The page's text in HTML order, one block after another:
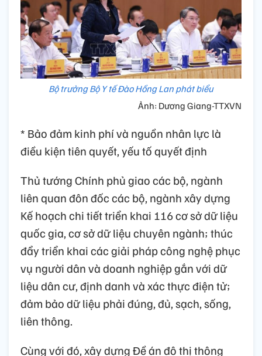
Bộ trưởng Bộ Y tế Đào Hồng Lan phát biểu
Ảnh: Dương Giang-TTXVN
* Bảo đảm kinh phí và nguồn nhân lực là
điều kiện tiên quyết, yếu tố quyết định
Thủ tướng Chính phủ giao các bộ, ngành
liên quan đôn đốc các bộ, ngành xây dựng
Kế hoạch chi tiết triển khai 116 cơ sở dữ liệu
quốc gia, cơ sở dữ liệu chuyên ngành; thúc
đẩy triển khai các giải pháp công nghệ phục
vụ người dân và doanh nghiệp gắn với dữ
liệu dân cư, định danh và xác thực điện tử;
đảm bảo dữ liệu phải đúng, đủ, sạch, sống,
liên thông.
Cùng với đó, xây dựng Đề án đô thị thông